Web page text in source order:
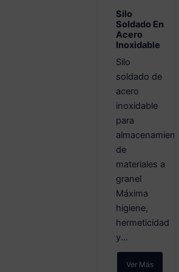
Silo
Soldado En
Acero
Inoxidable
Silo
soldado de
acero
inoxidable
para
almacenamiento
de
materiales a
granel
Máxima
higiene,
hermeticidad
y...
Ver Más